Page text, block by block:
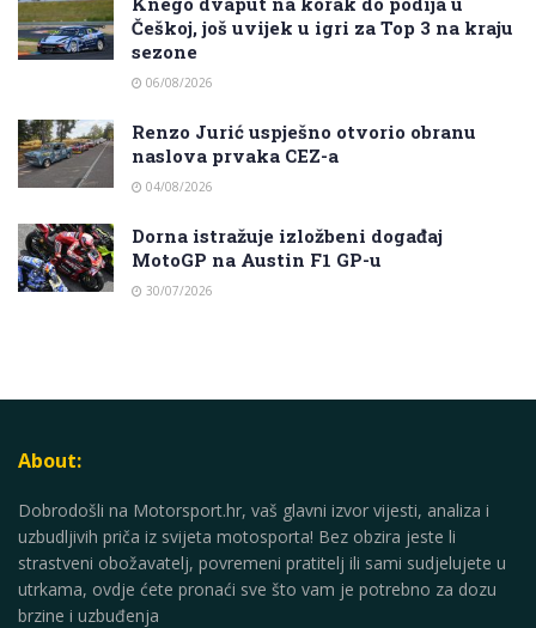
Češkoj, još uvijek u igri za Top 3 na kraju
sezone
06/08/2026
Renzo Jurić uspješno otvorio obranu
naslova prvaka CEZ-a
04/08/2026
Dorna istražuje izložbeni događaj
MotoGP na Austin F1 GP-u
30/07/2026
About:
Dobrodošli na Motorsport.hr, vaš glavni izvor vijesti, analiza i
uzbudljivih priča iz svijeta motosporta! Bez obzira jeste li
strastveni obožavatelj, povremeni pratitelj ili sami sudjelujete u
utrkama, ovdje ćete pronaći sve što vam je potrebno za dozu
brzine i uzbuđenja